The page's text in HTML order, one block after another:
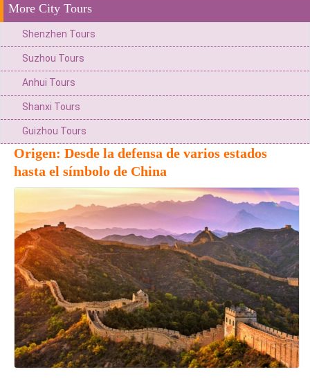
More City Tours
Shenzhen Tours
Suzhou Tours
Anhui Tours
Shanxi Tours
Guizhou Tours
Origen: Desde la defensa de varios estados
hasta el símbolo de China